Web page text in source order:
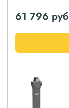
61 796 руб